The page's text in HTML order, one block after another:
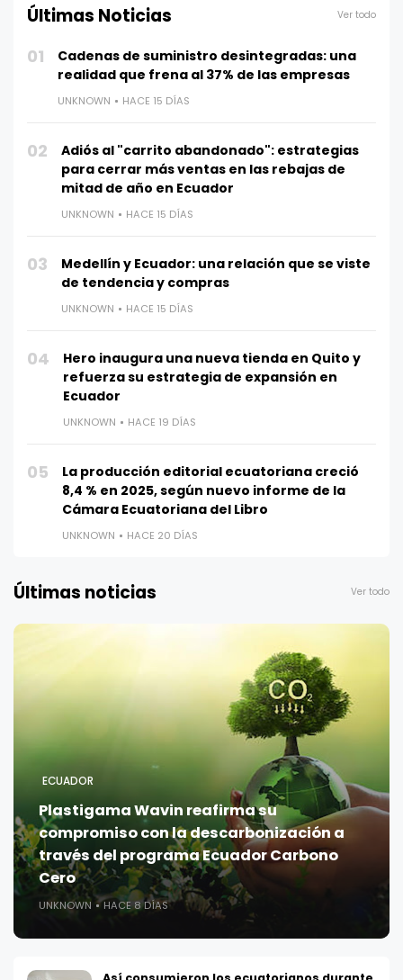
Últimas Noticias Ver todo
01
Cadenas de suministro desintegradas: una
realidad que frena al 37% de las empresas
UNKNOWN HACE 15 DÍAS
02
Adiós al "carrito abandonado": estrategias
para cerrar más ventas en las rebajas de
mitad de año en Ecuador
UNKNOWN HACE 15 DÍAS
03
Medellín y Ecuador: una relación que se viste
de tendencia y compras
UNKNOWN HACE 15 DÍAS
04
Hero inaugura una nueva tienda en Quito y
refuerza su estrategia de expansión en
Ecuador
UNKNOWN HACE 19 DÍAS
05
La producción editorial ecuatoriana creció
8,4 % en 2025, según nuevo informe de la
Cámara Ecuatoriana del Libro
UNKNOWN HACE 20 DÍAS
Últimas noticias Ver todo
ECUADOR
Plastigama Wavin reafirma su
compromiso con la descarbonización a
través del programa Ecuador Carbono
Cero
UNKNOWN HACE 8 DÍAS